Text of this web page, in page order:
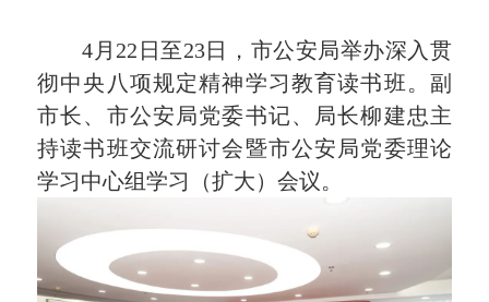
4月22日至23日，市公安局举办深入贯
彻中央八项规定精神学习教育读书班。副
市长、市公安局党委书记、局长柳建忠主
持读书班交流研讨会暨市公安局党委理论
学习中心组学习（扩大）会议。